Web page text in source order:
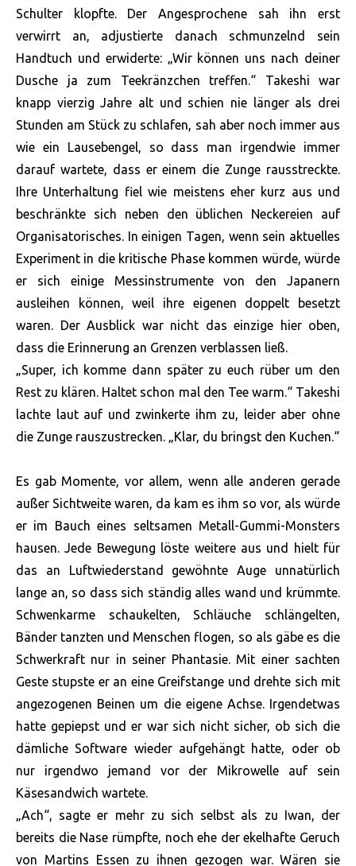
Schulter klopfte. Der Angesprochene sah ihn erst
verwirrt an, adjustierte danach schmunzelnd sein
Handtuch und erwiderte: „Wir können uns nach deiner
Dusche ja zum Teekränzchen treffen.“ Takeshi war
knapp vierzig Jahre alt und schien nie länger als drei
Stunden am Stück zu schlafen, sah aber noch immer aus
wie ein Lausebengel, so dass man irgendwie immer
darauf wartete, dass er einem die Zunge rausstreckte.
Ihre Unterhaltung fiel wie meistens eher kurz aus und
beschränkte sich neben den üblichen Neckereien auf
Organisatorisches. In einigen Tagen, wenn sein aktuelles
Experiment in die kritische Phase kommen würde, würde
er sich einige Messinstrumente von den Japanern
ausleihen können, weil ihre eigenen doppelt besetzt
waren. Der Ausblick war nicht das einzige hier oben,
dass die Erinnerung an Grenzen verblassen ließ.
„Super, ich komme dann später zu euch rüber um den
Rest zu klären. Haltet schon mal den Tee warm.“ Takeshi
lachte laut auf und zwinkerte ihm zu, leider aber ohne
die Zunge rauszustrecken. „Klar, du bringst den Kuchen.“
Es gab Momente, vor allem, wenn alle anderen gerade
außer Sichtweite waren, da kam es ihm so vor, als würde
er im Bauch eines seltsamen Metall-Gummi-Monsters
hausen. Jede Bewegung löste weitere aus und hielt für
das an Luftwiederstand gewöhnte Auge unnatürlich
lange an, so dass sich ständig alles wand und krümmte.
Schwenkarme schaukelten, Schläuche schlängelten,
Bänder tanzten und Menschen flogen, so als gäbe es die
Schwerkraft nur in seiner Phantasie. Mit einer sachten
Geste stupste er an eine Greifstange und drehte sich mit
angezogenen Beinen um die eigene Achse. Irgendetwas
hatte gepiepst und er war sich nicht sicher, ob sich die
dämliche Software wieder aufgehängt hatte, oder ob
nur irgendwo jemand vor der Mikrowelle auf sein
Käsesandwich wartete.
„Ach“, sagte er mehr zu sich selbst als zu Iwan, der
bereits die Nase rümpfte, noch ehe der ekelhafte Geruch
von Martins Essen zu ihnen gezogen war. Wären sie